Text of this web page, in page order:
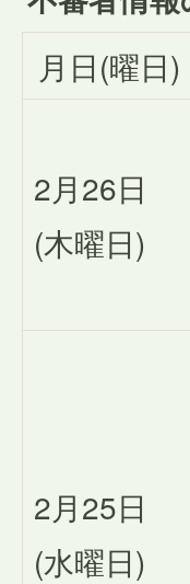
月日(曜日)
2月26日
(木曜日)
2月25日
(水曜日)